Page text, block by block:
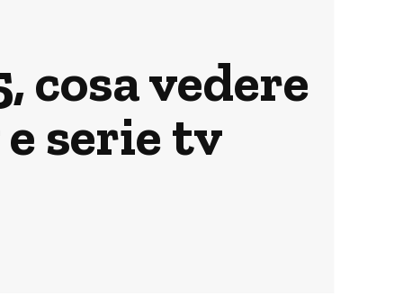
cosa vedere
serie tv